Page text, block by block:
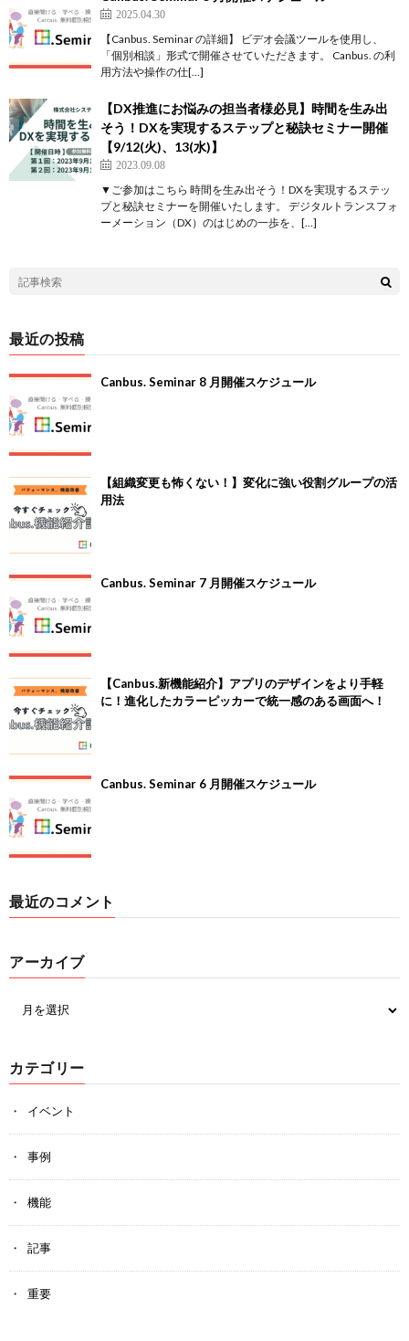
2025.04.30
【Canbus. Seminar の詳細】 ビデオ会議ツールを使用し、
「個別相談」形式で開催させていただきます。 Canbus. の利
用方法や操作の仕[…]
【DX推進にお悩みの担当者様必見】時間を生み出
そう！DXを実現するステップと秘訣セミナー開催
【9/12(火)、13(水)】
2023.09.08
▼ご参加はこちら 時間を生み出そう！DXを実現するステッ
プと秘訣セミナーを開催いたします。 デジタルトランスフォ
ーメーション（DX）のはじめの一歩を、[…]
最近の投稿
Canbus. Seminar 8 月開催スケジュール
【組織変更も怖くない！】変化に強い役割グループの活
用法
Canbus. Seminar 7 月開催スケジュール
【Canbus.新機能紹介】アプリのデザインをより手軽
に！進化したカラーピッカーで統一感のある画面へ！
Canbus. Seminar 6 月開催スケジュール
最近のコメント
アーカイブ
カテゴリー
イベント
事例
機能
記事
重要